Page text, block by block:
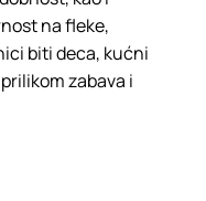
na fleke,
biti deca, kućni
zabava i